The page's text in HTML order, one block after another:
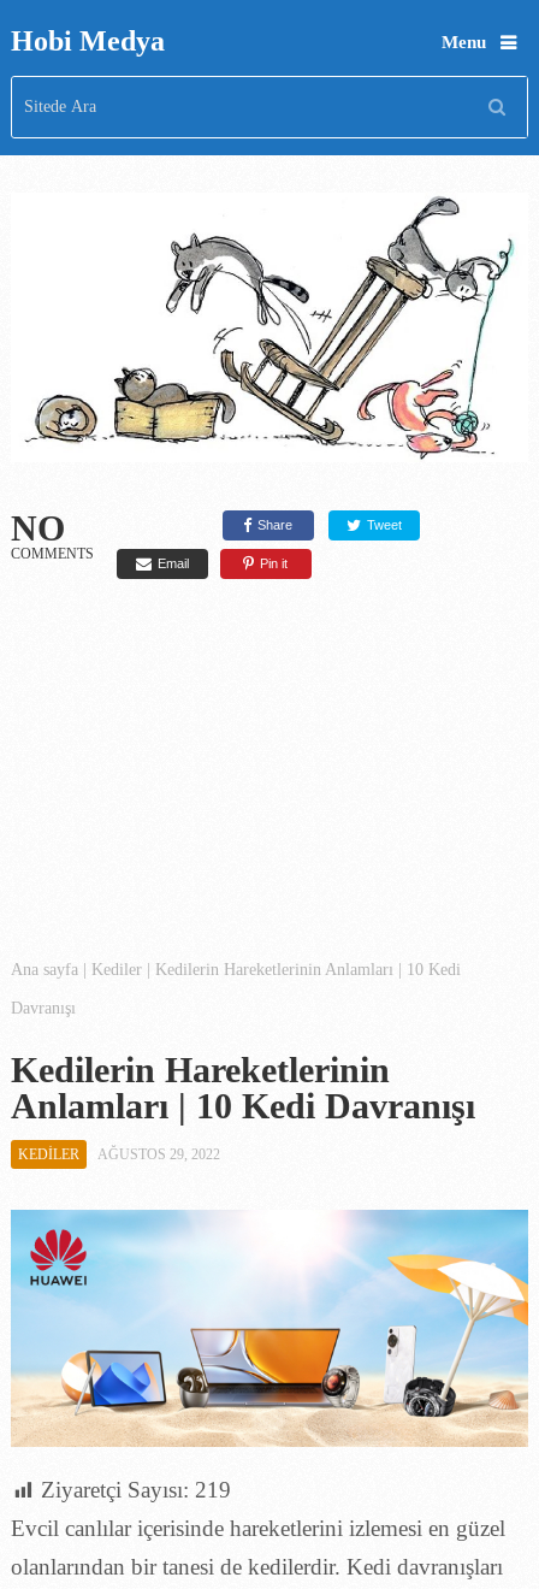
Hobi Medya Menu
NO
COMMENTS
Share Tweet
Email Pin it
Ana sayfa | Kediler| Kedilerin Hareketlerinin Anlamları | 10 Kedi
Davranışı
Kedilerin Hareketlerinin
Anlamları | 10 Kedi Davranışı
KEDILER AĞUSTOS 29, 2022
Ziyaretçi Sayısı: 219
Evcil canlılar içerisinde hareketlerini izlemesi en güzel
olanlarından bir tanesi de kedilerdir. Kedi davranışları